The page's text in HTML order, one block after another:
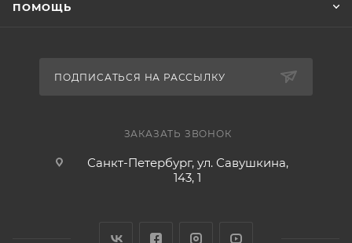
ПОМОЩЬ
ПОДПИСАТЬСЯ НА РАССЫЛКУ
ЗАКАЗАТЬ ЗВОНОК
Санкт-Петербург, ул. Савушкина,
143, 1